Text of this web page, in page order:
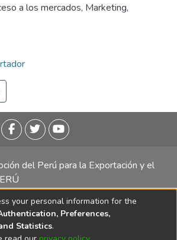
a los mercados, Marketing,
del Perú para la Exportación y el
616 7300 / 616 7400 Calle Uno
Pisos 13 y 14, San Isidro -
your personal information for the
Preferences,
Statistics.